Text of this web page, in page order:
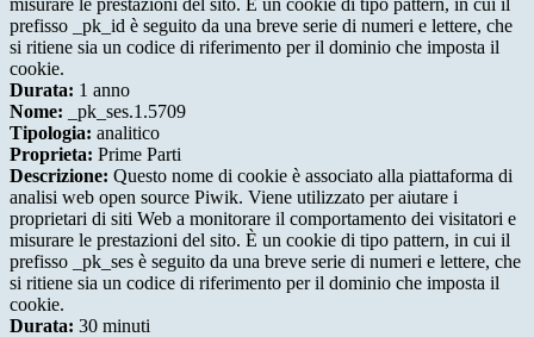
prefisso _pk_id è seguito da una breve serie di numeri e lettere, che
si ritiene sia un codice di riferimento per il dominio che imposta il
cookie.
Durata: 1 anno
Nome: _pk_ses.1.5709
Tipologia: analitico
Proprieta: Prime Parti
Descrizione: Questo nome di cookie è associato alla piattaforma di
analisi web open source Piwik. Viene utilizzato per aiutare i
proprietari di siti Web a monitorare il comportamento dei visitatori e
misurare le prestazioni del sito. È un cookie di tipo pattern, in cui il
prefisso _pk_ses è seguito da una breve serie di numeri e lettere, che
si ritiene sia un codice di riferimento per il dominio che imposta il
cookie.
Durata: 30 minuti